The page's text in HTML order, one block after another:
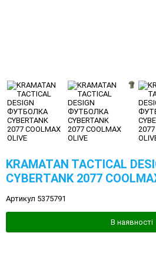
KRAMATAN TACTICAL
CYBERTANK 2077
Артикул 5375791
В наявності